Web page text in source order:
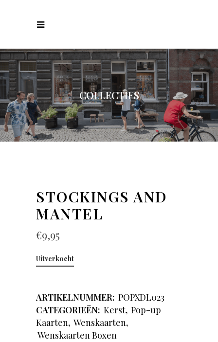
COLLECTIES
STOCKINGS AND
MANTEL
€9,95
Uitverkocht
ARTIKELNUMMER: POPXDL023
CATEGORIEËN: Kerst, Pop-up
Kaarten, Wenskaarten,
Wenskaarten Boxen